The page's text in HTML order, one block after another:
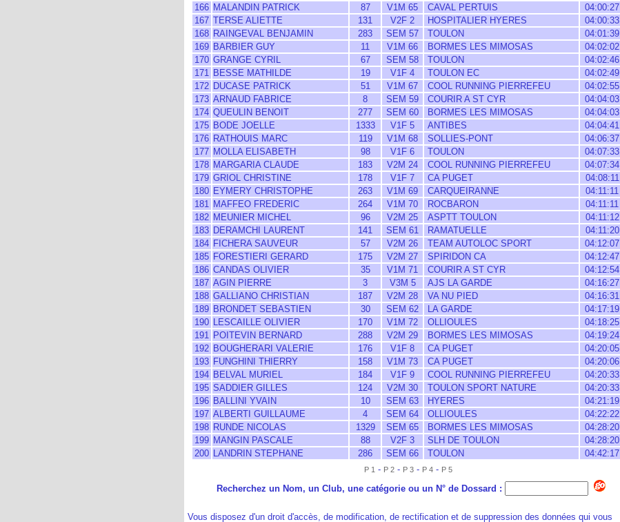
166 MALANDIN PATRICK 87 V1M 65 CAVAL PERTUIS
04:00:27
167 TERSE ALIETTE 131 V2F 2 HOSPITALIER HYERES
04:00:33
168 RAINGEVAL BENJAMIN 283 SEM 57 TOULON
04:01:39
169 BARBIER GUY 11 V1M 66 BORMES LES MIMOSAS
04:02:02
170 GRANGE CYRIL 67 SEM 58 TOULON
04:02:46
171 BESSE MATHILDE 19 V1F 4 TOULON EC
04:02:49
172 DUCASE PATRICK 51 V1M 67 COOL RUNNING PIERREFEU
04:02:55
173 ARNAUD FABRICE 8 SEM 59 COURIR A ST CYR
04:04:03
174 QUEULIN BENOIT 277 SEM 60 BORMES LES MIMOSAS
04:04:03
175 BODE JOELLE 1333 V1F 5 ANTIBES
04:04:41
176 RATHOUIS MARC 119 V1M 68 SOLLIES-PONT
04:06:37
177 MOLLA ELISABETH 98 V1F 6 TOULON
04:07:33
178 MARGARIA CLAUDE 183 V2M 24 COOL RUNNING PIERREFEU
04:07:34
179 GRIOL CHRISTINE 178 V1F 7 CA PUGET
04:08:11
180 EYMERY CHRISTOPHE 263 V1M 69 CARQUEIRANNE
04:11:11
181 MAFFEO FREDERIC 264 V1M 70 ROCBARON
04:11:11
182 MEUNIER MICHEL 96 V2M 25 ASPTT TOULON
04:11:12
183 DERAMCHI LAURENT 141 SEM 61 RAMATUELLE
04:11:20
184 FICHERA SAUVEUR 57 V2M 26 TEAM AUTOLOC SPORT
04:12:07
185 FORESTIERI GERARD 175 V2M 27 SPIRIDON CA
04:12:47
186 CANDAS OLIVIER 35 V1M 71 COURIR A ST CYR
04:12:54
187 AGIN PIERRE 3 V3M 5 AJS LA GARDE
04:16:27
188 GALLIANO CHRISTIAN 187 V2M 28 VA NU PIED
04:16:31
189 BRONDET SEBASTIEN 30 SEM 62 LA GARDE
04:17:19
190 LESCAILLE OLIVIER 170 V1M 72 OLLIOULES
04:18:25
191 POITEVIN BERNARD 288 V2M 29 BORMES LES MIMOSAS
04:19:24
192 BOUGHERARI VALERIE 176 V1F 8 CA PUGET
04:20:05
193 FUNGHINI THIERRY 158 V1M 73 CA PUGET
04:20:06
194 BELVAL MURIEL 184 V1F 9 COOL RUNNING PIERREFEU
04:20:33
195 SADDIER GILLES 124 V2M 30 TOULON SPORT NATURE
04:20:33
196 BALLINI YVAIN 10 SEM 63 HYERES
04:21:19
197 ALBERTI GUILLAUME 4 SEM 64 OLLIOULES
04:22:22
198 RUNDE NICOLAS 1329 SEM 65 BORMES LES MIMOSAS
04:28:20
199 MANGIN PASCALE 88 V2F 3 SLH DE TOULON
04:28:20
200 LANDRIN STEPHANE 286 SEM 66 TOULON 04:42:17
P 1 - P 2 - P 3 - P 4 - P 5
Recherchez un Nom, un Club, une catégorie ou un N° de Dossard :
Vous disposez d'un droit d'accès, de modification, de rectification et de suppression des données qui vous